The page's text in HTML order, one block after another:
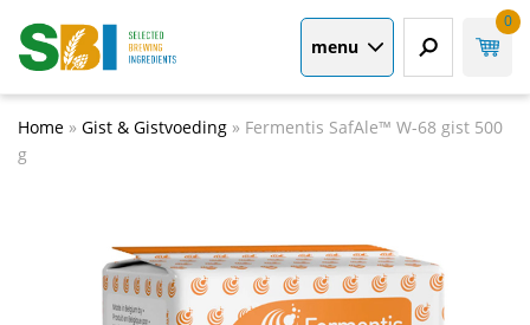
menu
0
Home » Gist & Gistvoeding » Fermentis SafAle™ W-68 gist 500
g